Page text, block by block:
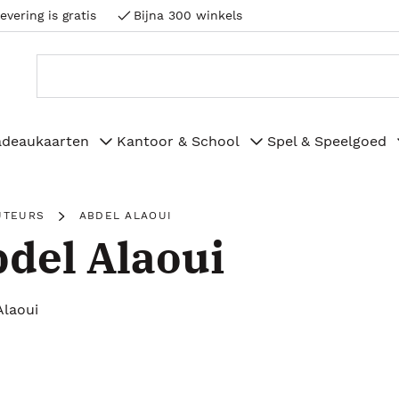
is gratis Bijna 300 winkels
Kantoor & School Spel & Speelgoed
ABDEL ALAOUI
Alaoui